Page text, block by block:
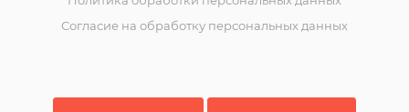
Согласие на обработку персональных данных